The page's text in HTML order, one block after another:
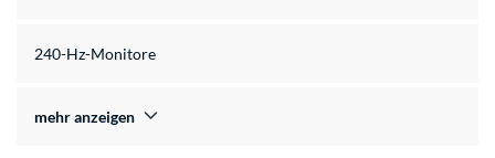
240-Hz-Monitore
mehr anzeigen